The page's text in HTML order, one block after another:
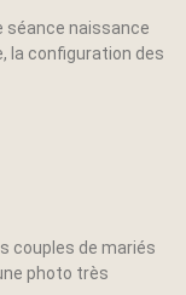
séance naissance
la configuration des
couples de mariés
photo très